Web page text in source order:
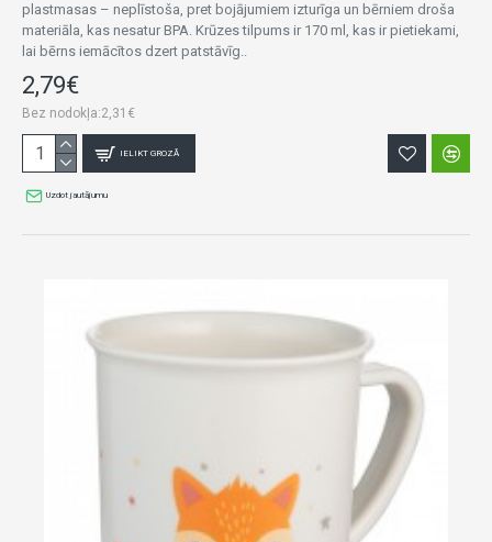
plastmasas – neplīstoša, pret bojājumiem izturīga un bērniem droša
materiāla, kas nesatur BPA. Krūzes tilpums ir 170 ml, kas ir pietiekami,
lai bērns iemācītos dzert patstāvīg..
2,79€
Bez nodokļa:2,31€
IELIKT GROZĀ
Uzdot jautājumu